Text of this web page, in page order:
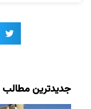
جدیدترین مطالب